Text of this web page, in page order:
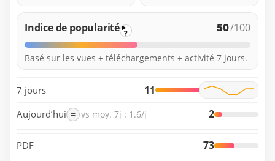
Indice de popularité ? 50/100
Basé sur les vues + téléchargements + activité 7 jours.
7 jours 11
Aujourd’hui = vs moy. 7j : 1.6/j 2
PDF 73